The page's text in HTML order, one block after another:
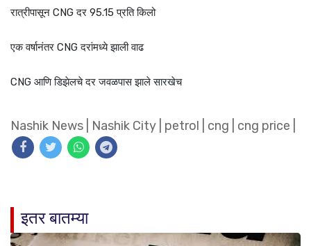
रात्रीपासून CNG दर 95.15 प्रति किलो
एक वर्षानंतर CNG दरांमध्ये झाली वाढ
CNG आणि डिझेलचे दर जवळपास झाले सारखेच
Nashik News Nashik City petrol cng cng price
इतर बातम्या